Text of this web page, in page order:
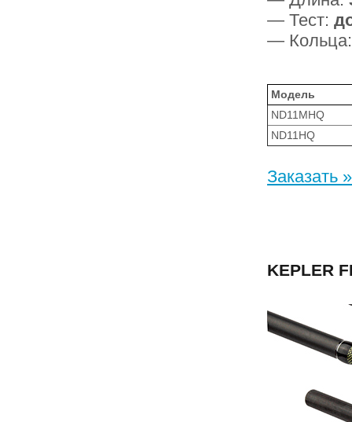
— Тест:
—
Модель
ND11MHQ
ND11HQ
Заказать »
KEPLER